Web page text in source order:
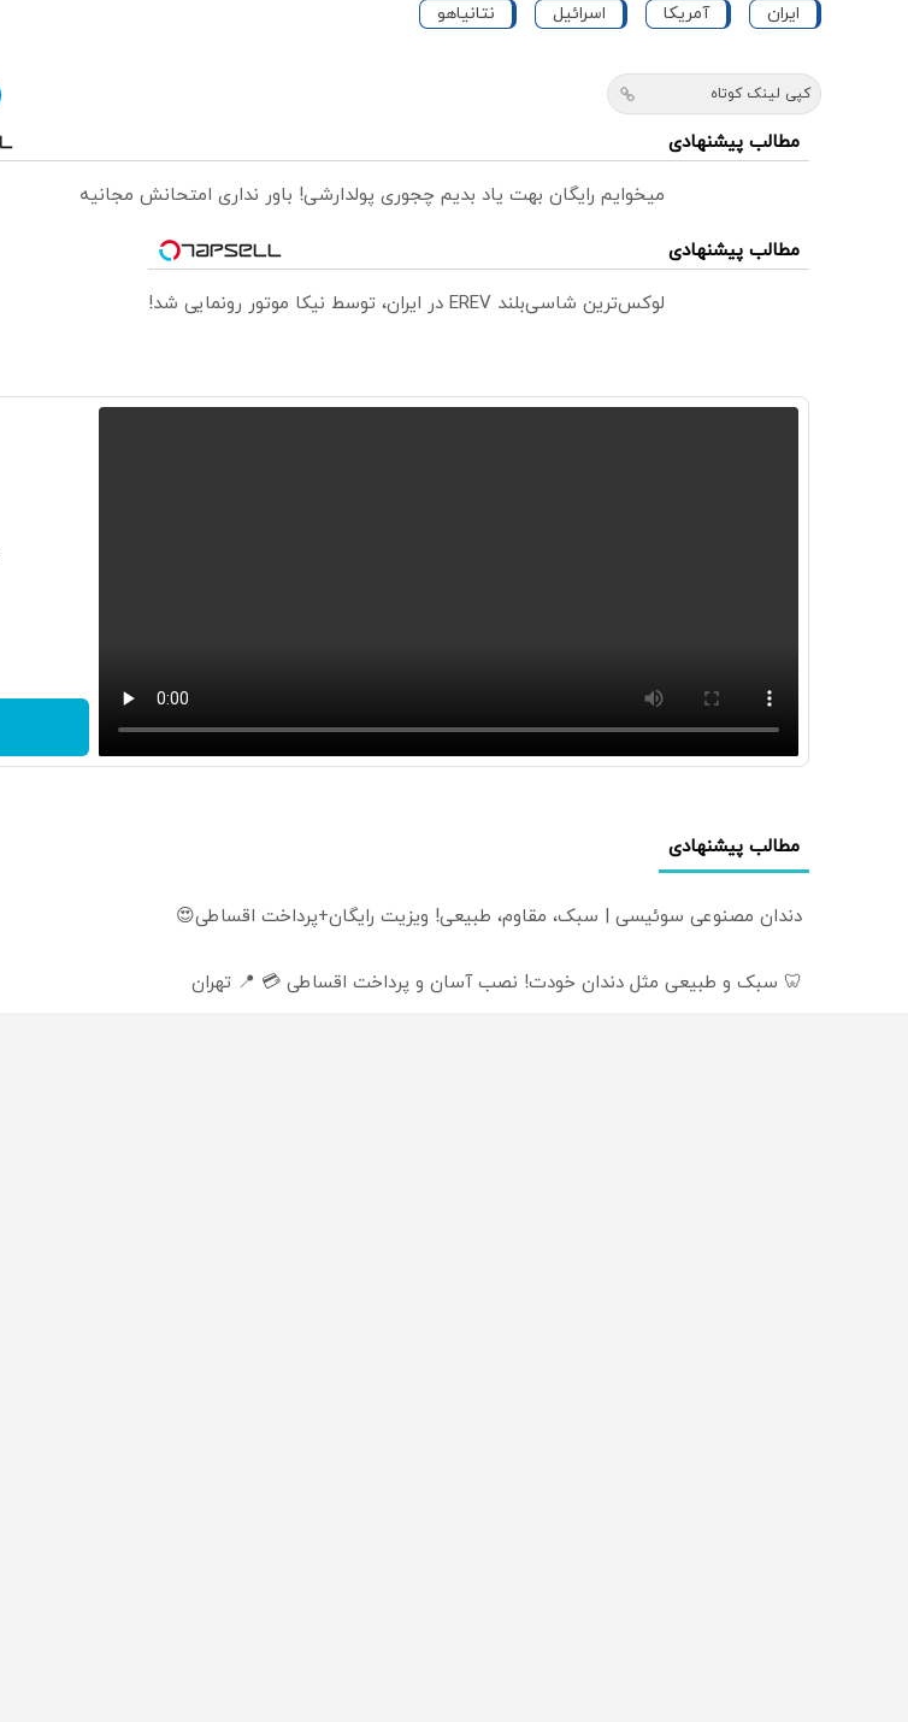
ایران آمریکا اسرائیل نتانیاهو
کپی لینک کوتاه
مطالب پیشنهادی
میخوایم رایگان بهت یاد بدیم چجوری پولدارشی! باور نداری امتحانش مجانیه
مطالب پیشنهادی
لوکس‌ترین شاسی‌بلند EREV در ایران، توسط نیکا موتور رونمایی شد!
مطالب پیشنهادی
دندان مصنوعی سوئیسی | سبک، مقاوم، طبیعی! ویزیت رایگان+پرداخت اقساطی😍
🦷 سبک و طبیعی مثل دندان خودت! نصب آسان و پرداخت اقساطی 💳 📍 تهران